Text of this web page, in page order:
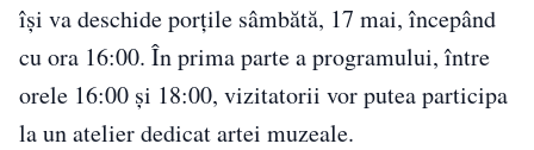
își va deschide porțile sâmbătă, 17 mai, începând
cu ora 16:00. În prima parte a programului, între
orele 16:00 și 18:00, vizitatorii vor putea participa
la un atelier dedicat artei muzeale.